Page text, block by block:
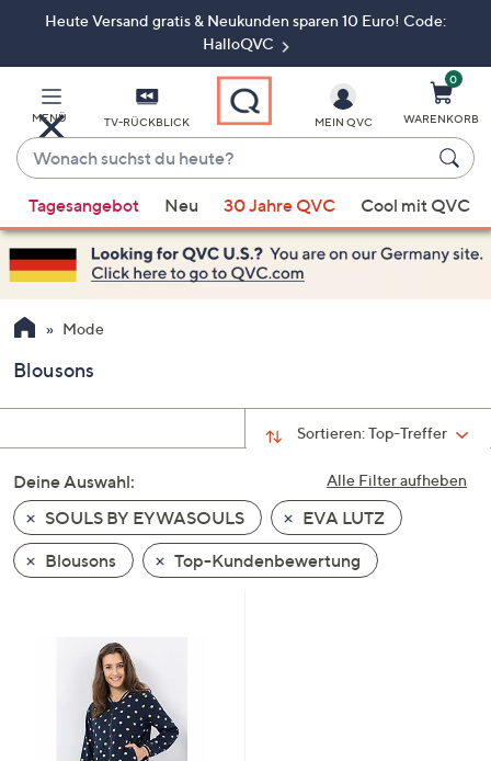
ZumHeute Versand gratis & Neukunden sparen 10 Euro! Code:
HalloQVC
MENÜ TV-RÜCKBLICK
Wonach
suchst
du
heute?
Vorschläge
verfügbar
sind,
verwenden
Sie
Pfeiltasten
nach
und
nach
unten
oder
wischen
MEIN QVC
0
WARENKORB
Tagesangebot Neu 30 Jahre QVC Cool mit QVC
Mode
Blousons
Sortieren:Top-Treffer
Alle Filter aufheben
Deine Auswahl:
SOULS BY EYWASOULS
EVA LUTZ
Blousons
Top-Kundenbewertung